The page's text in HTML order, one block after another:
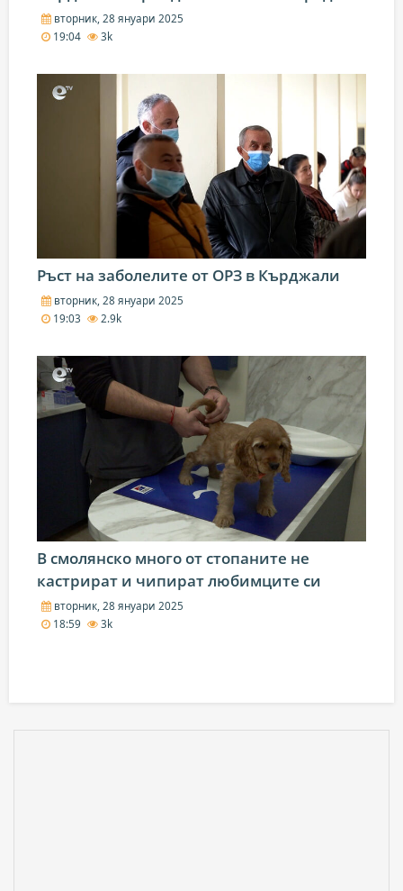
вторник, 28 януари 2025
19:04
3k
Ръст на заболелите от ОРЗ в Кърджали
вторник, 28 януари 2025
19:03
2.9k
В смолянско много от стопаните не
кастрират и чипират любимците си
вторник, 28 януари 2025
18:59
3k